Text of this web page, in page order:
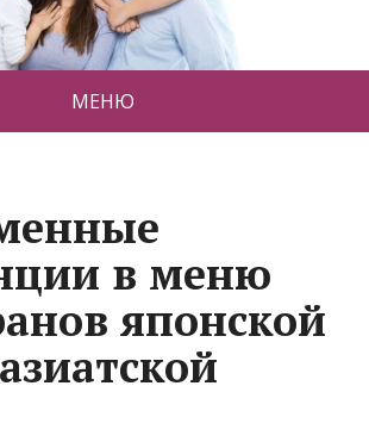
МЕНЮ
в меню
японской